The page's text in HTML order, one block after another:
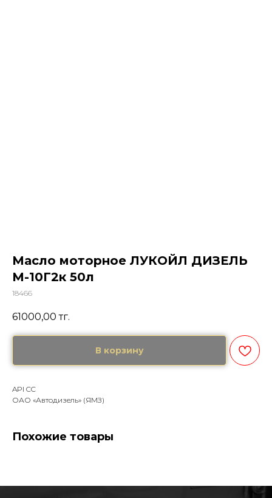
Масло моторное ЛУКОЙЛ ДИЗЕЛЬ
М-10Г2к 50л
18466
61000,00 тг.
В корзину
API CC
ОАО «Автодизель» (ЯМЗ)
Похожие товары